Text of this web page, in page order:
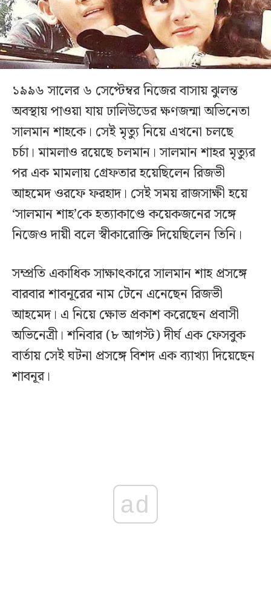
১৯৯৬ সালের ৬ সেপ্টেম্বর নিজের বাসায় ঝুলন্ত
অবস্থায় পাওয়া যায় ঢালিউডের ক্ষণজন্মা অভিনেতা
সালমান শাহকে। সেই মৃত্যু নিয়ে এখনো চলছে
চর্চা। মামলাও রয়েছে চলমান। সালমান শাহর মৃত্যুর
পর এক মামলায় গ্রেফতার হয়েছিলেন রিজভী
আহমেদ ওরফে ফরহাদ। সেই সময় রাজসাক্ষী হয়ে
‘সালমান শাহ’কে হত্যাকাণ্ডে কয়েকজনের সঙ্গে
নিজেও দায়ী বলে স্বীকারোক্তি দিয়েছিলেন তিনি।
সম্প্রতি একাধিক সাক্ষাৎকারে সালমান শাহ প্রসঙ্গে
বারবার শাবনূরের নাম টেনে এনেছেন রিজভী
আহমেদ। এ নিয়ে ক্ষোভ প্রকাশ করেছেন প্রবাসী
অভিনেত্রী। শনিবার (৮ আগস্ট) দীর্ঘ এক ফেসবুক
বার্তায় সেই ঘটনা প্রসঙ্গে বিশদ এক ব্যাখ্যা দিয়েছেন
শাবনূর।
ad